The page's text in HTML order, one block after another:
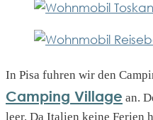
In Pisa fuhren wir den
Camping Village an.
leer. Da Italien keine Ferien